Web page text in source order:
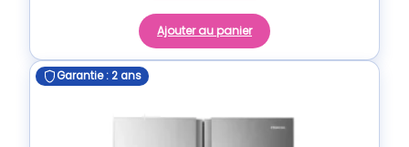
Ajouter au panier
Garantie : 2 ans